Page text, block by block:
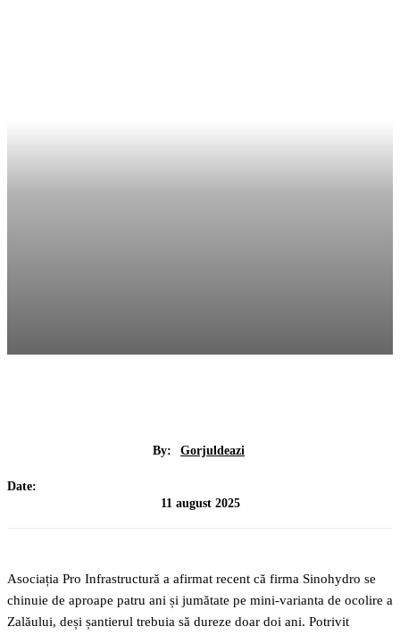
By: Gorjuldeazi
Date:
11 august 2025
Asociația Pro Infrastructură a afirmat recent că firma Sinohydro se
chinuie de aproape patru ani și jumătate pe mini-varianta de ocolire a
Zalăului, deși șantierul trebuia să dureze doar doi ani. Potrivit